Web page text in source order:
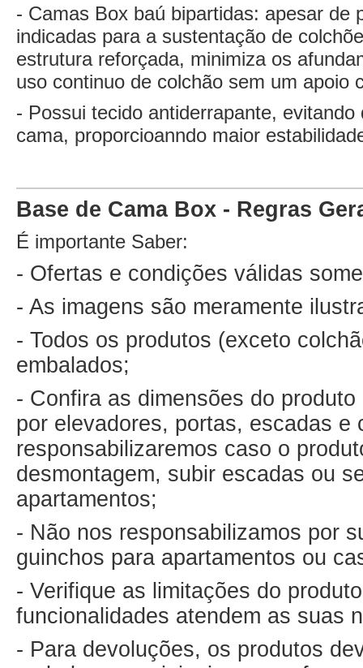
- Camas Box baú bipartidas: apesar de
indicadas para a sustentação de
estrutura reforçada, minimiza os
uso continuo de colchão sem um apoio
- Possui tecido antiderrapante,
cama, proporcioanndo maior
Base de Cama Box - Regras
É importante Saber:
- Ofertas e condições válidas
- As imagens são meramente
- Todos os produtos (exceto
embalados;
- Confira as dimensões do
por elevadores, portas, escadas e
responsabilizaremos caso o
desmontagem, subir escadas ou
apartamentos;
- Não nos responsabilizamos por
guinchos para apartamentos ou
- Verifique as limitações do
funcionalidades atendem as suas
- Para devoluções, os produtos